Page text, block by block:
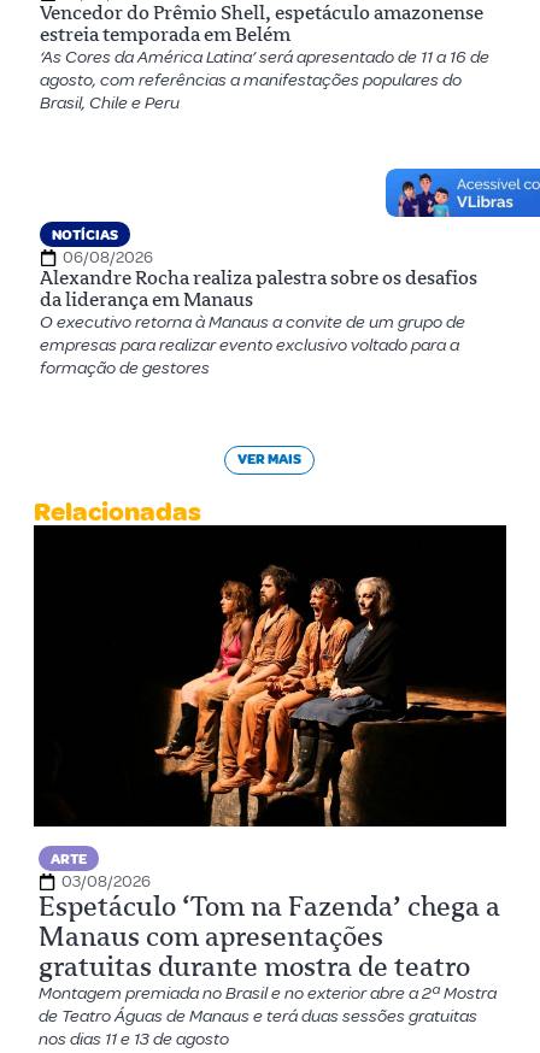
Vencedor do Prêmio Shell, espetáculo amazonense
estreia temporada em Belém
‘As Cores da América Latina’ será apresentado de 11 a 16 de
agosto, com referências a manifestações populares do
Brasil, Chile e Peru
NOTÍCIAS
06/08/2026
Alexandre Rocha realiza palestra sobre os desafios
da liderança em Manaus
O executivo retorna à Manaus a convite de um grupo de
empresas para realizar evento exclusivo voltado para a
formação de gestores
VER MAIS
Relacionadas
ARTE
03/08/2026
Espetáculo ‘Tom na Fazenda’ chega a
Manaus com apresentações
gratuitas durante mostra de teatro
Montagem premiada no Brasil e no exterior abre a 2ª Mostra
de Teatro Águas de Manaus e terá duas sessões gratuitas
nos dias 11 e 13 de agosto